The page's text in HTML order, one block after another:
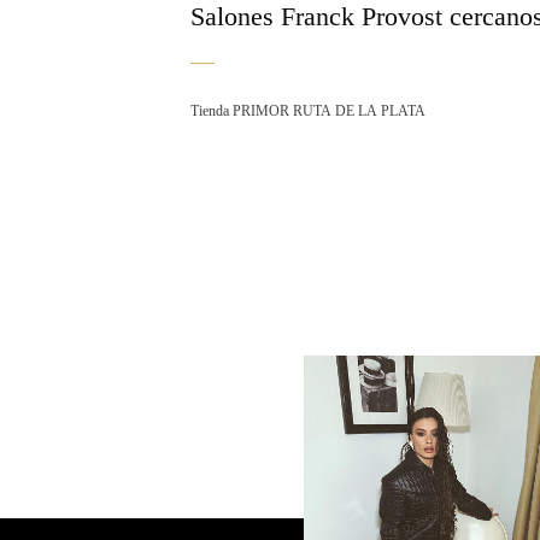
Salones Franck Provost
Tienda PRIMOR RUTA DE LA PLATA